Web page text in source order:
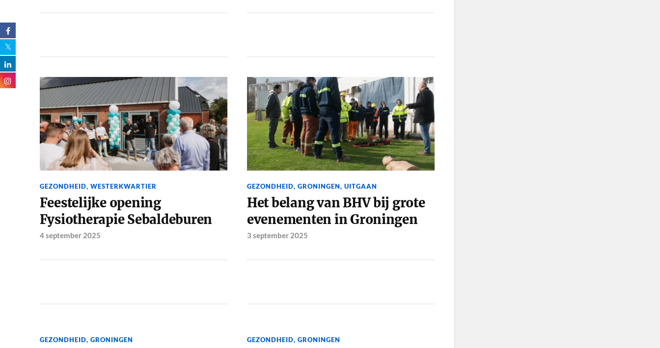
GEZONDHEID, WESTERKWARTIER
Feestelijke opening
Fysiotherapie Sebaldeburen
4 september 2025
GEZONDHEID, GRONINGEN, UITGAAN
Het belang van BHV bij grote
evenementen in Groningen
3 september 2025
GEZONDHEID, GRONINGEN GEZONDHEID, GRONINGEN